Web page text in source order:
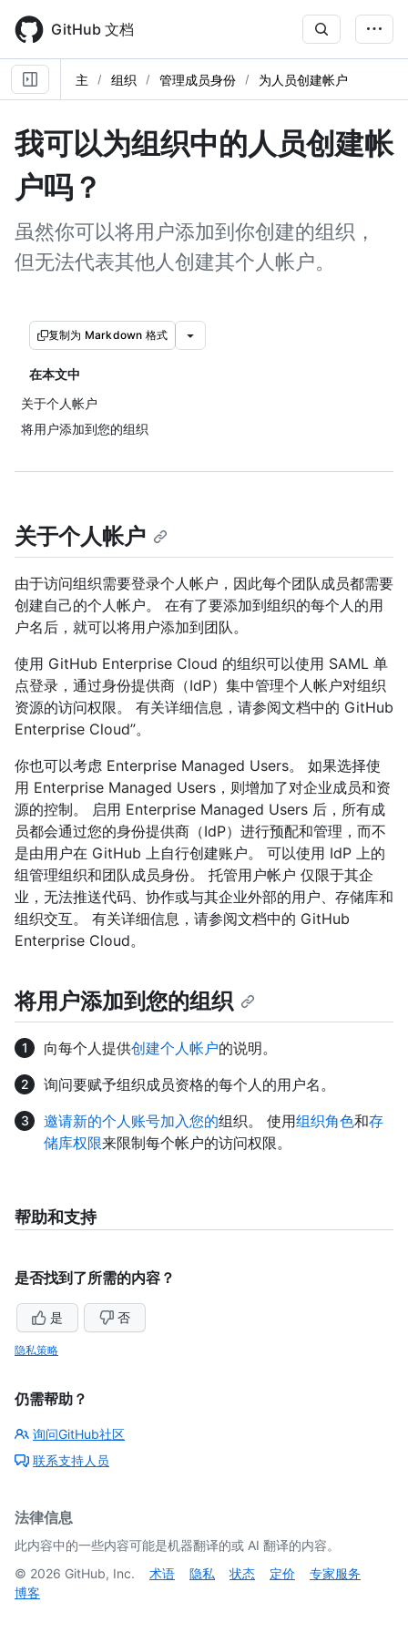
main
content
GitHub 文档
主 组织 管理成员身份 为人员创建帐户
我可以为组织中的人员创建帐
户吗？
虽然你可以将用户添加到你创建的组织，
但无法代表其他人创建其个人帐户。
复制为 Markdown 格式
在本文中
关于个人帐户
将用户添加到您的组织
关于个人帐户
由于访问组织需要登录个人帐户，因此每个团队成员都需要
创建自己的个人帐户。 在有了要添加到组织的每个人的用
户名后，就可以将用户添加到团队。
使用 GitHub Enterprise Cloud 的组织可以使用 SAML 单
点登录，通过身份提供商（IdP）集中管理个人帐户对组织
资源的访问权限。 有关详细信息，请参阅文档中的 GitHub
Enterprise Cloud”。
你也可以考虑 Enterprise Managed Users。 如果选择使
用 Enterprise Managed Users，则增加了对企业成员和资
源的控制。 启用 Enterprise Managed Users 后，所有成
员都会通过您的身份提供商（IdP）进行预配和管理，而不
是由用户在 GitHub 上自行创建账户。 可以使用 IdP 上的
组管理组织和团队成员身份。 托管用户帐户 仅限于其企
业，无法推送代码、协作或与其企业外部的用户、存储库和
组织交互。 有关详细信息，请参阅文档中的 GitHub
Enterprise Cloud。
将用户添加到您的组织
向每个人提供创建个人帐户的说明。
询问要赋予组织成员资格的每个人的用户名。
邀请新的个人账号加入您的组织。 使用组织角色和存
储库权限来限制每个帐户的访问权限。
帮助和支持
是否找到了所需的内容？
是 否
隐私策略
仍需帮助？
询问GitHub社区
联系支持人员
法律信息
此内容中的一些内容可能是机器翻译的或 AI 翻译的内容。
© 2026 GitHub, Inc. 术语 隐私 状态 定价
专家服务
博客